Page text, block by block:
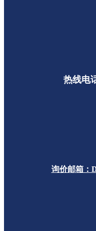
热线电
询价邮箱：